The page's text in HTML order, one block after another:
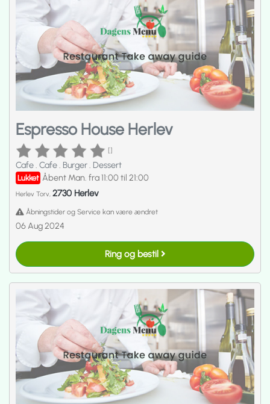
Espresso House Herlev
[]
Cafe. Cafe. Burger. Dessert
Lukket Åbent Man. fra 11:00 til 21:00
Herlev Torv, 2730 Herlev
Åbningstider og Service kan være ændret
06 Aug 2024
Ring og bestil